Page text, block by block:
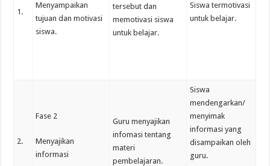
1.
Menyampaikan
tujuan dan motivasi
siswa.
tersebut dan
memotivasi siswa
untuk belajar.
Siswa termotivasi
untuk belajar.
2.
Fase 2
Menyajikan
informasi
Guru menyajikan
infomasi tentang
materi
pembelajaran.
Siswa
mendengarkan/
menyimak
informasi yang
disampaikan oleh
guru.